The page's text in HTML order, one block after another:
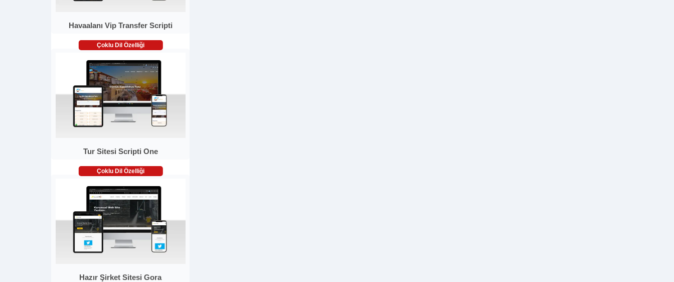
Havaalanı Vip Transfer Scripti
Çoklu Dil Özelliği
Tur Sitesi Scripti One
Çoklu Dil Özelliği
Hazır Şirket Sitesi Gora